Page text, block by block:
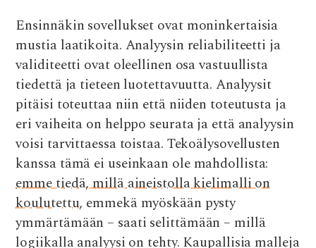
Ensinnäkin sovellukset ovat moninkertaisia
mustia laatikoita. Analyysin reliabiliteetti ja
validiteetti ovat oleellinen osa vastuullista
tiedettä ja tieteen luotettavuutta. Analyysit
pitäisi toteuttaa niin että niiden toteutusta ja
eri vaiheita on helppo seurata ja että analyysin
voisi tarvittaessa toistaa. Tekoälysovellusten
kanssa tämä ei useinkaan ole mahdollista:
emme tiedä, millä aineistolla kielimalli on
koulutettu, emmekä myöskään pysty
ymmärtämään – saati selittämään – millä
logiikalla analyysi on tehty. Kaupallisia malleja